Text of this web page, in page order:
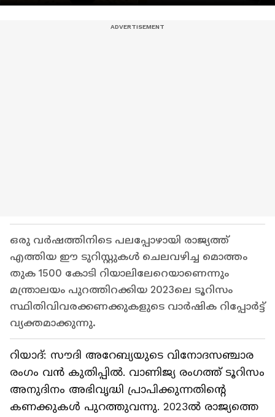
ഒരു വർഷത്തിനിടെ പലപ്പോഴായി രാജ്യത്ത്
എത്തിയ ഈ ടുറിസ്റ്റുകൾ ചെലവഴിച്ച മൊത്തം
തുക 1500 കോടി റിയാലിലേറെയാണെന്നും
മന്ത്രാലയം പുറത്തിറക്കിയ 2023ലെ ടൂറിസം
സ്ഥിതിവിവരക്കണക്കുകളുടെ വാർഷിക റിപ്പോർട്ട്
വ്യക്തമാക്കുന്നു.
റിയാദ്: സൗദി അറേബ്യയുടെ വിനോദസഞ്ചാര
രംഗം വൻ കുതിപ്പിൽ. വാണിജ്യ രംഗത്ത് ടൂറിസം
അനുദിനം അഭിവൃദ്ധി പ്രാപിക്കുന്നതിന്‍റെ
കണക്കുകൾ പുറത്തുവന്നു. 2023ൽ രാജ്യത്തെ